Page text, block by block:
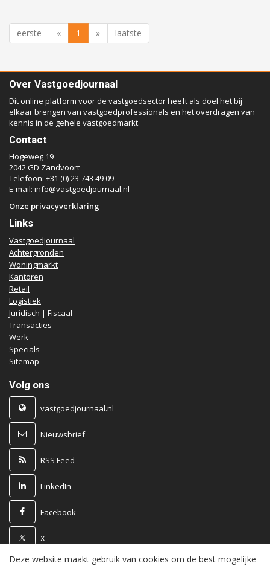
eerste « 1 » laatste
Over Vastgoedjournaal
Dit online platform voor de vastgoedsector heeft als doel het bij
elkaar brengen van vastgoedprofessionals en het overdragen van
kennis in de gehele vastgoedmarkt.
Contact
Hogeweg 19
2042 GD Zandvoort
Telefoon: +31 (0) 23 743 49 09
E-mail: info@vastgoedjournaal.nl
Onze privacyverklaring
Links
Vastgoedjournaal
Achtergronden
Woningmarkt
Kantoren
Retail
Logistiek
Juridisch | Fiscaal
Transacties
Werk
Specials
Sitemap
Volg ons
vastgoedjournaal.nl
Nieuwsbrief
RSS Feed
LinkedIn
Facebook
X
Deze website maakt gebruik van cookies om de best mogelijke